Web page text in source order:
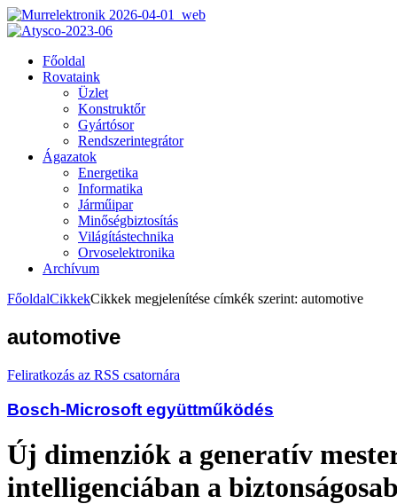
Főoldal
Rovataink
Üzlet
Konstruktőr
Gyártósor
Rendszerintegrátor
Ágazatok
Energetika
Informatika
Járműipar
Minőségbiztosítás
Világítástechnika
Orvoselektronika
Archívum
FőoldalCikkekCikkek megjelenítése címkék szerint: automotive
automotive
Feliratkozás az RSS csatornára
Bosch-Microsoft együttműködés
Új dimenziók a generatív
intelligenciában a